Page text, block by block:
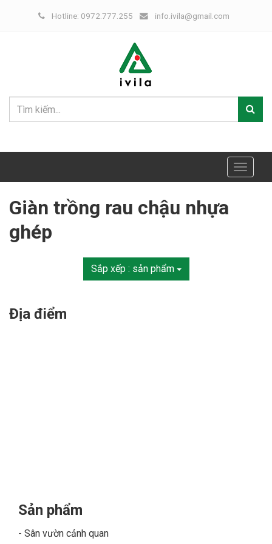
Hotline: 0972.777.255 info.ivila@gmail.com
Toggle
Giàn trồng rau chậu nhựa
ghép
Sắp xếp : sản phẩm
Địa điểm
Sản phẩm
Sân vườn cảnh quan